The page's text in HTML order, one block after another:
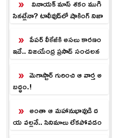
వినాయక్ మాస్ శకం ముగి
సినట్లేనా? టాలీవుడ్‌లో షాకింగ్ నిజా
పేపర్ లీకేజీకి అసలు కారణం
ఇదే.. విజయేంద్ర ప్రసాద్ సంచలన
మెగాస్టార్ గురించి ఆ వార్త అ
బద్ధం.!
అంతా ఆ మహానుభావుడి ద
య వల్లనే.. సినిమాలు లేకపోవడం